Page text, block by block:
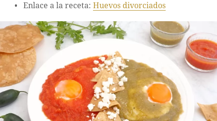
Enlace a la receta: Huevos divorciados